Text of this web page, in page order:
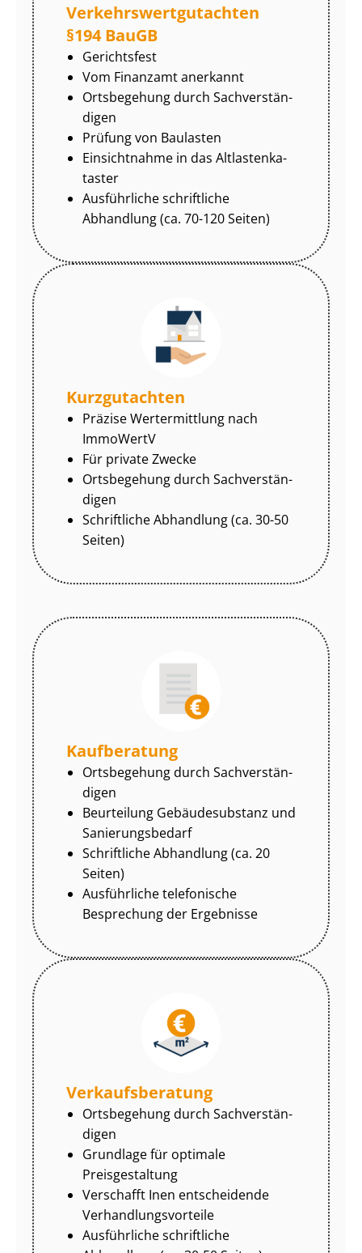
Ver­kehrs­wert­gut­ach­ten
§194 BauGB
Gerichtsfest
Vom Finanzamt anerkannt
Ortsbegehung durch Sach­ver­stän­
di­gen
Prüfung von Baulasten
Einsichtnahme in das Alt­las­ten­ka­
tas­ter
Ausführliche schriftliche
Abhandlung (ca. 70-120 Seiten)
Kurzgutachten
Präzise Wertermittlung nach
ImmoWertV
Für private Zwecke
Ortsbegehung durch Sach­ver­stän­
di­gen
Schriftliche Abhandlung (ca. 30-50
Seiten)
Kaufberatung
Ortsbegehung durch Sach­ver­stän­
di­gen
Beurteilung Gebäudesubstanz und
Sa­nie­rungs­be­darf
Schriftliche Abhandlung (ca. 20
Seiten)
Ausführliche telefonische
Besprechung der Ergebnisse
Ver­kaufs­be­ra­tung
Ortsbegehung durch Sach­ver­stän­
di­gen
Grundlage für optimale
Preisgestaltung
Verschafft Inen entscheidende
Ver­hand­lungs­vor­tei­le
Ausführliche schriftliche